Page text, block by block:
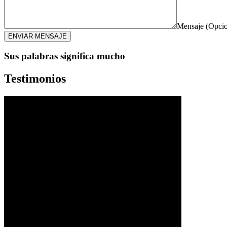
Mensaje
ENVIAR MENSAJE
Sus palabras significa mucho
Testimonios